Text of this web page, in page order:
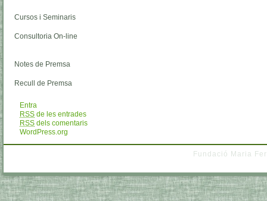
Cursos i Seminaris
Consultoria On-line
Notes de Premsa
Recull de Premsa
Entra
RSS de les entrades
RSS dels comentaris
WordPress.org
Fundació Maria